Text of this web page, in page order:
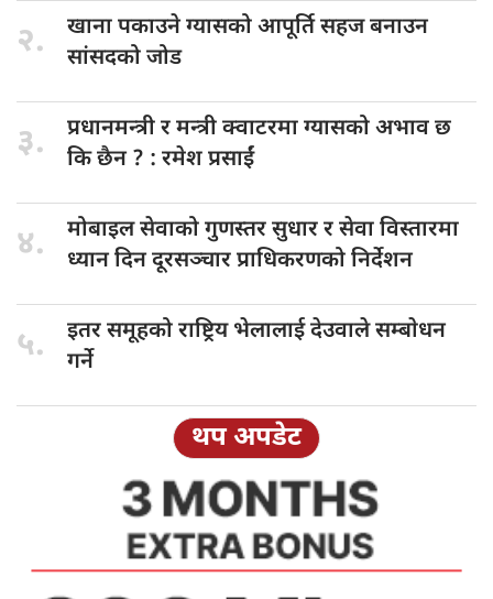
२. खाना पकाउनेग्यासको आपूर्ति सहज बनाउन
सांसदको जोड
३. प्रधानमन्त्री रमन्त्री क्वाटरमा ग्यासको अभाव छ
कि छैन ? : रमेश प्रसाईं
४. मोबाइल सेवाकोगुणस्तर सुधार र सेवा विस्तारमा
ध्यान दिन दूरसञ्चार प्राधिकरणको निर्देशन
५. इतर समूहकोराष्ट्रिय भेलालाई देउवाले सम्बाेधन
गर्ने
थप अपडेट